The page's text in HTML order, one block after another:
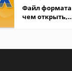
Файл
чем открыть,